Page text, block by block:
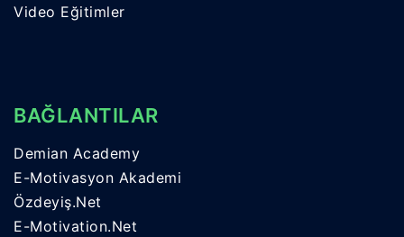
Video Eğitimler
BAĞLANTILAR
Demian Academy
E-Motivasyon Akademi
Özdeyiş.Net
E-Motivation.Net